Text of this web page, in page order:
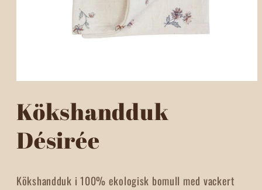
1
modalfönster
Kökshandduk
Désirée
Kökshandduk i 100% ekologisk bomull med vackert